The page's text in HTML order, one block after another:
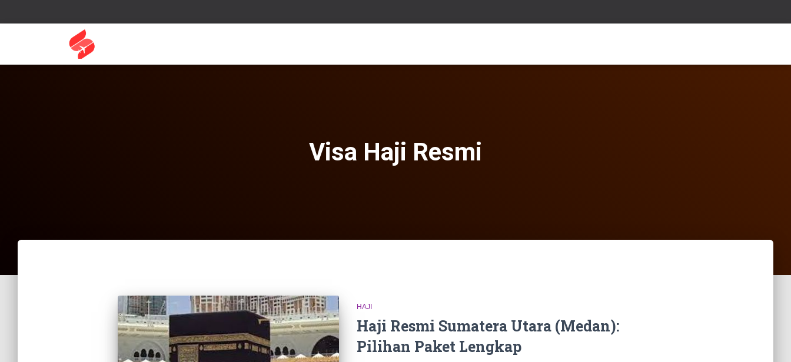
Visa Haji Resmi
HAJI
Haji Resmi Sumatera Utara (Medan):
Pilihan Paket Lengkap